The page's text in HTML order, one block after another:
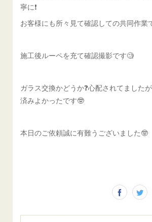
寧に❗️
お客様にも所々見て確認しての共同作業
施工後ルーペを充て確認撮影です🧐
ガラス交換かどうか❓️心配されてました
済みよかったです🤓
本日のご依頼誠に有難うございました🤓